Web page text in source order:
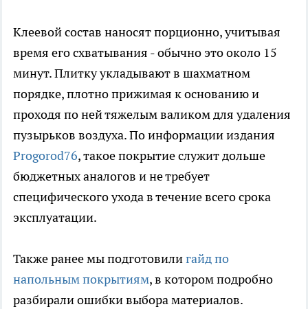
Клеевой состав наносят порционно, учитывая
время его схватывания - обычно это около 15
минут. Плитку укладывают в шахматном
порядке, плотно прижимая к основанию и
проходя по ней тяжелым валиком для удаления
пузырьков воздуха. По информации издания
Progorod76, такое покрытие служит дольше
бюджетных аналогов и не требует
специфического ухода в течение всего срока
эксплуатации.
Также ранее мы подготовилигайд по
напольным покрытиям, в котором подробно
разбирали ошибки выбора материалов.